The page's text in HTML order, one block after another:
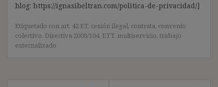
blog: https://ignasibeltran.com/politica-de-privacidad/]
Etiquetado con art. 42 ET, cesión ilegal, contrata, convenio
colectivo, Directiva 2008/104, ETT, multiservicio, trabajo
externalizado